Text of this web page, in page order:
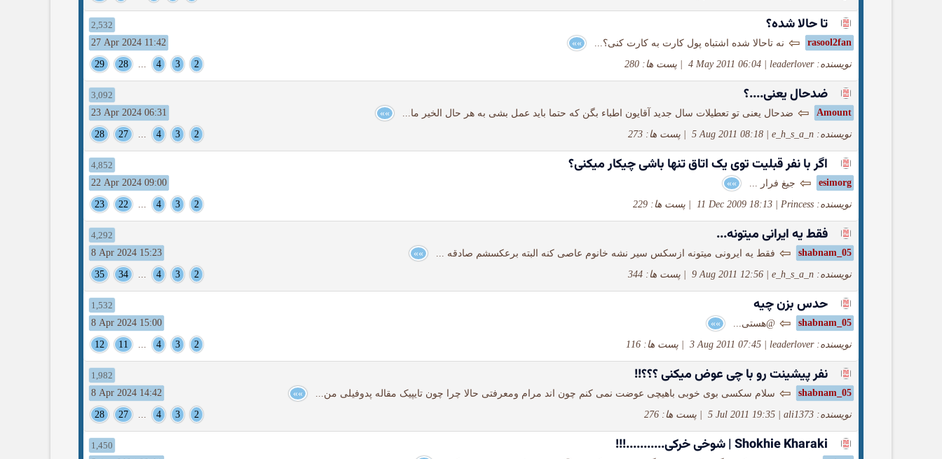
تا حالا شده؟
2,532
rasool2fan
⇦ نه تاحالا شده اشتباه پول کارت به کارت کنی؟... »»
27 Apr 2024 11:42
نویسنده: leaderlover 4 May 2011 06:04 پست ها: 280 2
3
4
...
28
29
ضدحال یعنی....؟
3,092
Amount
⇦ ضدحال یعنی تو تعطیلات سال جدید آقایون اطباء بگن که حتما باید عمل بشی به هر حال الخیر ما... »»
23 Apr 2024 06:31
نویسنده: e_h_s_a_n 5 Aug 2011 08:18 پست ها: 273 2
3
4
...
27
28
اگر با نفر قبلیت توی یک اتاق تنها باشی چیکار میکنی؟
4,852
esimorg
⇦ جیغ فرار ... »»
22 Apr 2024 09:00
نویسنده: Princess 11 Dec 2009 18:13 پست ها: 229 2
3
4
...
22
23
فقط یه ایرانی میتونه...
4,292
shabnam_05
⇦ فقط یه ایرونی میتونه ازسکس سیر نشه خانوم عاصی کنه البته برعکسشم صادقه ... »»
8 Apr 2024 15:23
نویسنده: e_h_s_a_n 9 Aug 2011 12:56 پست ها: 344 2
3
4
...
34
35
حدس بزن چیه
1,532
shabnam_05
⇦ @هستی... »»
8 Apr 2024 15:00
نویسنده: leaderlover 3 Aug 2011 07:45 پست ها: 116 2
3
4
...
11
12
نفر پیشینت رو با چی عوض میكنی ؟؟؟!!
1,982
shabnam_05
⇦ سلام سکسی بوی خوبی باهیچی عوضت نمی کنم چون اند مرام ومعرفتی حالا چرا چون تایپیک مقاله پدوفیلی من... »»
8 Apr 2024 14:42
نویسنده: ali1373 5 Jul 2011 19:35 پست ها: 276 2
3
4
...
27
28
Shokhie Kharaki | شوخی خركی...........!!!
1,450